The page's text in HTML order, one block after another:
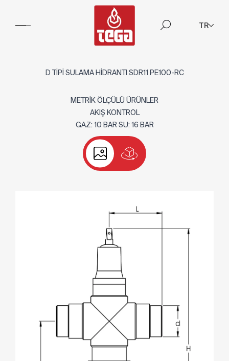
TR
D TİPİ SULAMA HİDRANTI SDR11 PE100-RC
METRİK ÖLÇÜLÜ ÜRÜNLER
AKIŞ KONTROL
GAZ: 10 BAR SU: 16 BAR